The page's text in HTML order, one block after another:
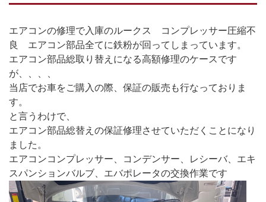
エアコンの修理で入庫のルークス コンプレッサー圧縮不
良 エアコン部品全てに鉄粉が回ってしまっています。
エアコン部品総取り替えになる高額修理のケースです
が、、、、
当店でお車をご購入の際、保証の販売も行なっておりま
す。
と言うわけで、
エアコン部品総替えの保証修理させていただくことになり
ました。
エアコンコンプレッサー、コンデンサー、レシーバ、エキ
スパンションバルブ、エバポレータの交換作業です